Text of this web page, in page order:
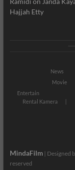
Hajjah Etty
News
Movie
Entertain
Rental Kamera
MindaFilm | Designed
reserved